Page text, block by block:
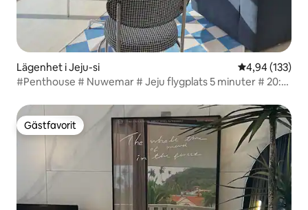
Lägenhet i Jeju-si 4,94 av 5 i
4,94 (133)
#Penthouse # Nuwemar # Jeju flygplats 5 minuter # 20:e
restauranger # Höga våningar # Terrass # Tvättstuga #
Shinjeju
Gästfavorit
Gästfavorit